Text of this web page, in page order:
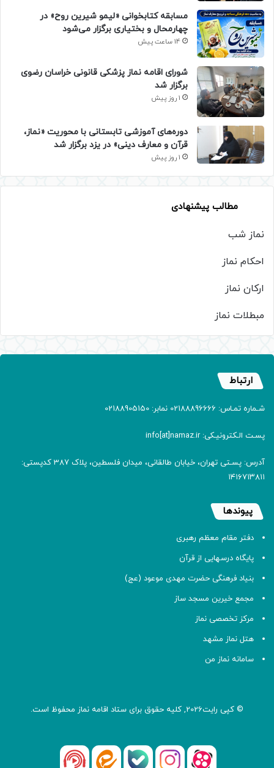
مسابقه کتابخوانی «لیمو شیرین روح» در
چهارمحال و بختیاری برگزار می‌شود
14 ساعت پیش
شورای اقامه نماز پزشکی قانونی خراسان رضوی
برگزار شد
1 روز پیش
دوره‌های آموزشی تابستانی با محوریت «نماز،
قرآن و معارف دینی» در یزد برگزار شد
1 روز پیش
مطالب پیشنهادی
نماز شب
احکام نماز
ارکان نماز
مبطلات نماز
ارتباط
شـماره تمـاس: 02188896666 نمابر: 02188905150
پسـت الـکترونیـکی: info[at]namaz.ir
آدرس: پسـتی تهران، خیابان طالقانی، میدان فلسطین، پلاک 387 کدپستی:
۱۴۱۶۷۱۳۸۱۱
پیوندها
دفتر مقام معظم رهبری
پایگاه درسهایی از قرآن
بنیاد فرهنگی حضرت مهدی موعود (عج)
مجمع خیرین مسجد ساز
مرکز تخصصی نماز
هتل نماز مشهد
سامانه نماز من
© کپی رایت2026, کلیه حقوق برای ستاد اقامه نماز محفوظ است.
آپارات اینستاگرام
بله ایتا